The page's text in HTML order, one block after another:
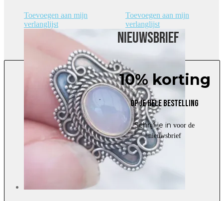
Toevoegen aan mijn
verlanglijst
Toevoegen aan mijn
verlanglijst
Nieuwsbrief
10% korting
Op je hele bestelling
Schrijf je in voor de
nieuwsbrief